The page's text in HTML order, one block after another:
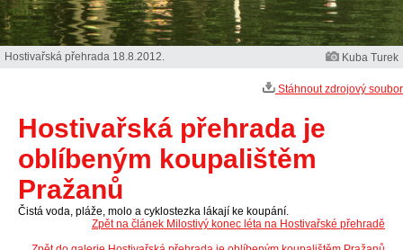
Hostivařská přehrada 18.8.2012. Kuba Turek
Stáhnout zdrojový soubor
Hostivařská přehrada je
oblíbeným koupalištěm
Pražanů
Čistá voda, pláže, molo a cyklostezka lákají ke koupání.
Zpět na článek Milostivý konec léta na Hostivařské přehradě